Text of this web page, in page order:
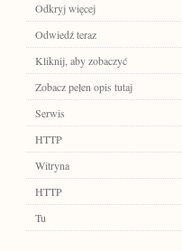
Odkryj więcej
Odwiedź teraz
Kliknij, aby zobaczyć
Zobacz pełen opis tutaj
Serwis
HTTP
Witryna
HTTP
Tu